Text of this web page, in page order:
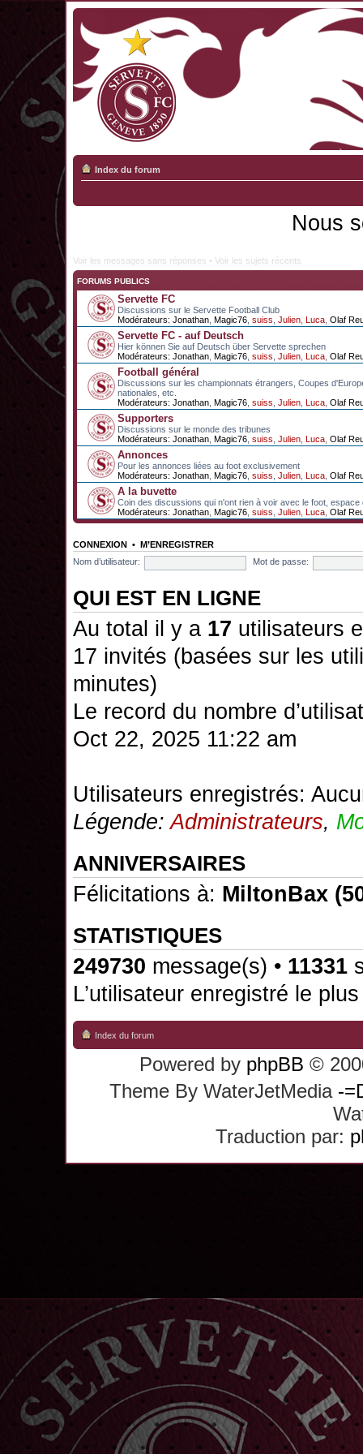
Index du forum
Nous
Voir les messages sans réponses • Voir les sujets récents
FORUMS PUBLICS
Servette FC
Discussions sur le Servette Football Club
Modérateurs: Jonathan Magic76 suiss Julien Luca Olaf
Servette FC - auf Deutsch
Hier können Sie auf Deutsch über Servette sprechen
Modérateurs: Jonathan Magic76 suiss Julien Luca Olaf
Football général
Discussions sur les championnats étrangers, Coupes
nationales, etc.
Modérateurs: Jonathan Magic76 suiss Julien Luca Olaf
Supporters
Discussions sur le monde des tribunes
Modérateurs: Jonathan Magic76 suiss Julien Luca Olaf
Annonces
Pour les annonces liées au foot exclusivement
Modérateurs: Jonathan Magic76 suiss Julien Luca Olaf
A la buvette
Coin des discussions qui n'ont rien à voir avec le foot, espace
Modérateurs: Jonathan Magic76 suiss Julien Luca Olaf
CONNEXION • M’ENREGISTRER
Nom d’utilisateur:
Mot de passe:
QUI EST EN LIGNE
Au total il y a 17 utilisateurs
17 invités (basées sur les
minutes)
Le record du nombre
Oct 22, 2025 11:22 am
Utilisateurs enregistrés:
Légende:Administrateurs,
ANNIVERSAIRES
Félicitations à: MiltonBax
STATISTIQUES
249730 message(s) • 11331
L’utilisateur enregistré le
Index du forum
Powered by phpBB ©
Theme By WaterJetMedia -
Traduction par: